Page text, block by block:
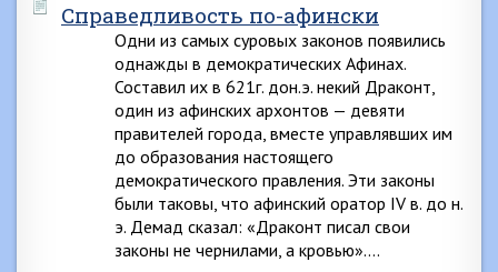
Справедливость по-афински
Одни из самых суровых законов появились
однажды в демократических Афинах.
Составил их в 621г. дон.э. некий Драконт,
один из афинских архонтов — девяти
правителей города, вместе управлявших им
до образования настоящего
демократического правления. Эти законы
были таковы, что афинский оратор IV в. до н.
э. Демад сказал: «Драконт писал свои
законы не чернилами, а кровью»….